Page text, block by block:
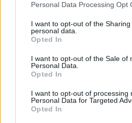
Personal Data Processing Opt
I want to opt-out of the
personal data.
Opted In
I want to opt-out of the Sale of
Personal Data.
Opted In
I want to opt-out of processing
Personal Data for Targeted
Opted In
tartozik, melynek olvasása
regisztrációhoz kötött.
Az előfizetés a következőket
Kötéslisták: BÉT elmúlt 2
kötéslistái
Előfizetés